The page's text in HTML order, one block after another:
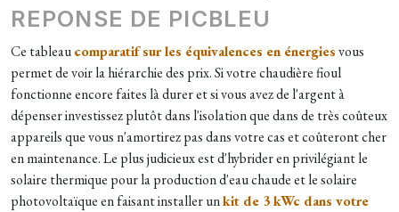
REPONSE DE PICBLEU
Ce tableaucomparatif sur les équivalences en énergiesvous
permet de voir la hiérarchie des prix. Si votre chaudière fioul
fonctionne encore faites là durer et si vous avez de l'argent à
dépenser investissez plutôt dans l'isolation que dans de très coûteux
appareils que vous n'amortirez pas dans votre cas et coûteront cher
en maintenance. Le plus judicieux est d'hybrider en privilégiant le
solaire thermique pour la production d'eau chaude et le solaire
photovoltaïque en faisant installer unkit de 3 kWc dans votre